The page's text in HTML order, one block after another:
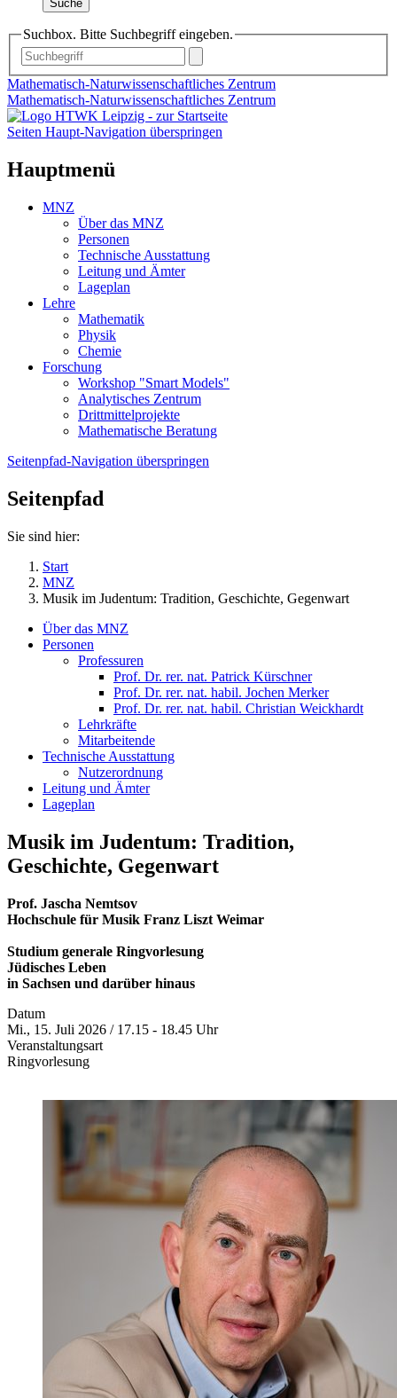
Suche
Suchbox. Bitte Suchbegriff eingeben.
Mathematisch-Naturwissenschaftliches Zentrum
Mathematisch-Naturwissenschaftliches Zentrum
Seiten Haupt-Navigation überspringen
Hauptmenü
MNZ
Über das MNZ
Personen
Technische Ausstattung
Leitung und Ämter
Lageplan
Lehre
Mathematik
Physik
Chemie
Forschung
Workshop "Smart Models"
Analytisches Zentrum
Drittmittelprojekte
Mathematische Beratung
Seitenpfad-Navigation überspringen
Seitenpfad
Sie sind hier:
Start
MNZ
Musik im Judentum: Tradition, Geschichte, Gegenwart
Über das MNZ
Personen
Professuren
Prof. Dr. rer. nat. Patrick Kürschner
Prof. Dr. rer. nat. habil. Jochen Merker
Prof. Dr. rer. nat. habil. Christian Weickhardt
Lehrkräfte
Mitarbeitende
Technische Ausstattung
Nutzerordnung
Leitung und Ämter
Lageplan
Musik im Judentum: Tradition,
Geschichte, Gegenwart
Prof. Jascha Nemtsov
Hochschule für Musik Franz Liszt Weimar
Studium generale Ringvorlesung
Jüdisches Leben
in Sachsen und darüber hinaus
Datum
Mi., 15. Juli 2026 / 17.15 - 18.45 Uhr
Veranstaltungsart
Ringvorlesung